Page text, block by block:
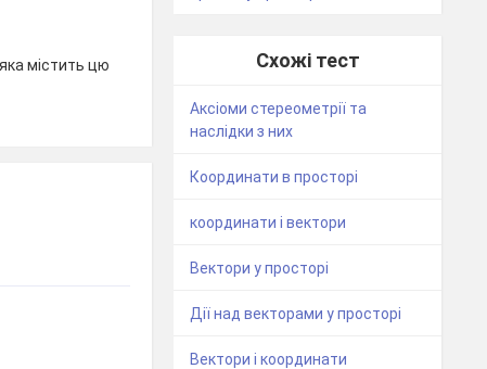
містить цю
Схожі тест
Аксіоми стереометрії та
наслідки з них
Координати в просторі
координати і вектори
Вектори у просторі
Дії над векторами у просторі
Вектори і координати